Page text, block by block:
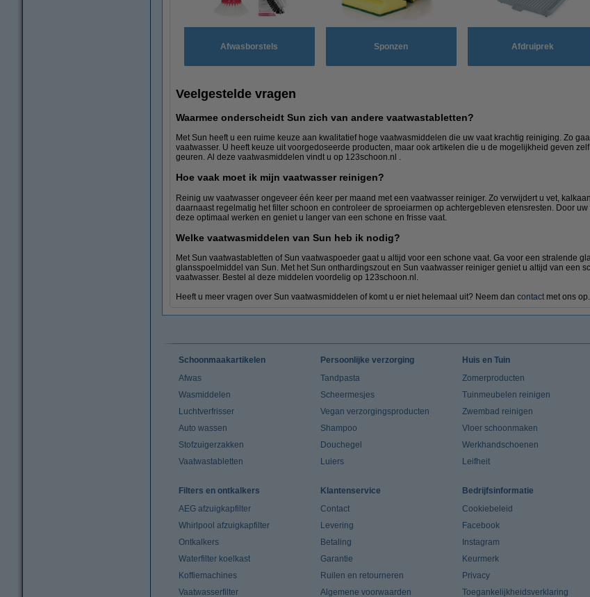
Afwasborstels Sponzen Afdruiprek
Veelgestelde vragen
Waarmee onderscheidt Sun zich van andere vaatwastabletten?
Met Sun heeft u een ruime keuze aan kwalitatief hoge vaatwasmiddelen die uw vaat krachtig reiniging. Zo
vaatwasser. U heeft keuze uit voorgedoseerde producten, maar ook artikelen die u de mogelijkheid geven
geuren. Al deze vaatwasmiddelen vindt u op 123schoon.nl .
Hoe vaak moet ik mijn vaatwasser reinigen?
Reinig uw vaatwasser ongeveer één keer per maand met een vaatwasser reiniger. Zo verwijdert u vet,
daarnaast regelmatig het filter schoon en controleer de sproeiarmen op achtergebleven etensresten. Door
deze optimaal werken en geniet u langer van een schone en frisse vaat.
Welke vaatwasmiddelen van Sun heb ik nodig?
Met Sun vaatwastabletten of Sun vaatwaspoeder gaat u altijd voor een schone vaat. Ga voor een stralende
glansspoelmiddel van Sun. Met het Sun onthardingszout en Sun vaatwasser reiniger geniet u altijd van een
vaatwasser. Bestel al deze middelen voordelig op 123schoon.nl.
Heeft u meer vragen over Sun vaatwasmiddelen of komt u er niet helemaal uit? Neem dan contact met ons
Schoonmaakartikelen
Afwas
Wasmiddelen
Luchtverfrisser
Auto wassen
Stofzuigerzakken
Vaatwastabletten
Persoonlijke verzorging
Tandpasta
Scheermesjes
Vegan verzorgingsproducten
Shampoo
Douchegel
Luiers
Huis en Tuin
Zomerproducten
Tuinmeubelen reinigen
Zwembad reinigen
Vloer schoonmaken
Werkhandschoenen
Leifheit
Filters en ontkalkers
AEG afzuigkapfilter
Whirlpool afzuigkapfilter
Ontkalkers
Waterfilter koelkast
Koffiemachines
Vaatwasserfilter
Klantenservice
Contact
Levering
Betaling
Garantie
Ruilen en retourneren
Algemene voorwaarden
Bedrijfsinformatie
Cookiebeleid
Facebook
Instagram
Keurmerk
Privacy
Toegankelijkheidsverklaring